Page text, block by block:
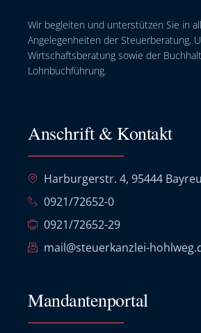
Wir begleiten und unterstützen Sie in
Angelegenheiten der Steuerberatung,
Wirtschaftsberatung sowie der
Lohnbuchführung.
Anschrift & Kontakt
Harburgerstr. 4, 95444
0921/72652-0
0921/72652-29
mail@steuerkanzlei-
Mandantenportal